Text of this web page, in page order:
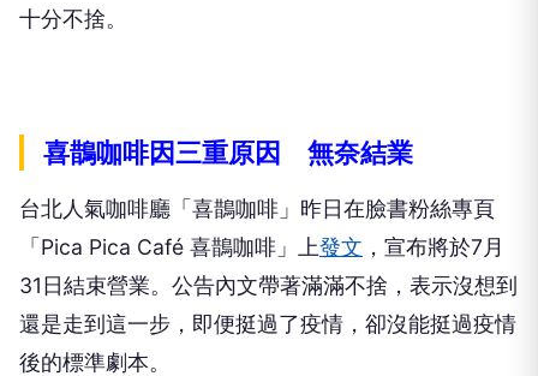
十分不捨。
喜鵲咖啡因三重原因 無奈結業
台北人氣咖啡廳「喜鵲咖啡」昨日在臉書粉絲專頁
「Pica Pica Café 喜鵲咖啡」上發文 ，宣布將於7月
31日結束營業。公告內文帶著滿滿不捨，表示沒想到
還是走到這一步，即便挺過了疫情，卻沒能挺過疫情
後的標準劇本。